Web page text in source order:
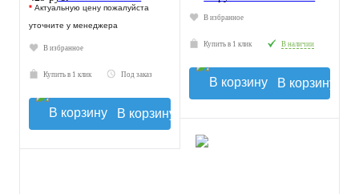
* Актуальную цену пожалуйста
уточните у менеджера
В избранное
Купить в 1 клик Под заказ
В корзину
В избранное
Купить в 1 клик В наличии
В корзину